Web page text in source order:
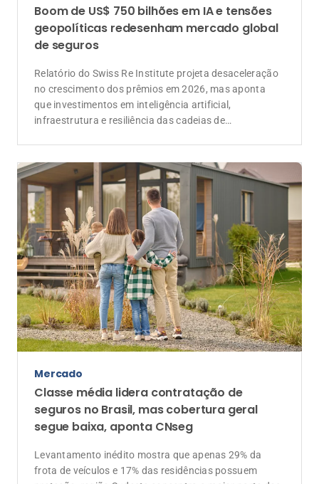
Boom de US$ 750 bilhões em IA e tensões
geopolíticas redesenham mercado global
de seguros
Relatório do Swiss Re Institute projeta desaceleração
no crescimento dos prêmios em 2026, mas aponta
que investimentos em inteligência artificial,
infraestrutura e resiliência das cadeias de
Mercado
Classe média lidera contratação de
seguros no Brasil, mas cobertura geral
segue baixa, aponta CNseg
Levantamento inédito mostra que apenas 29% da
frota de veículos e 17% das residências possuem